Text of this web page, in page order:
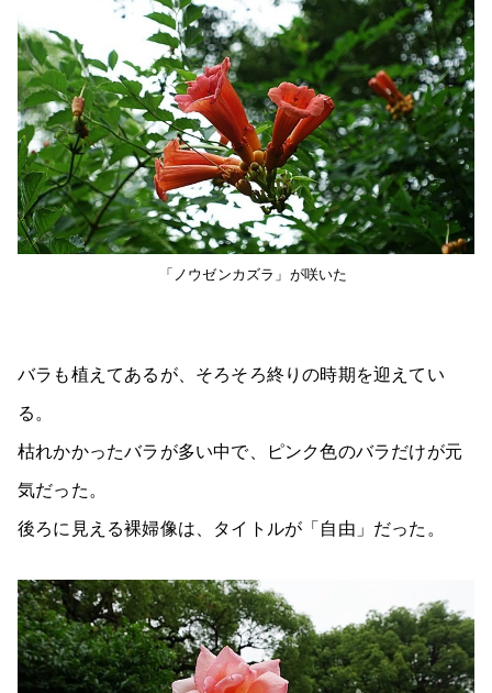
「ノウゼンカズラ」が咲いた
バラも植えてあるが、そろそろ終りの時期を迎えてい
る。
枯れかかったバラが多い中で、ピンク色のバラだけが元
気だった。
後ろに見える裸婦像は、タイトルが「自由」だった。